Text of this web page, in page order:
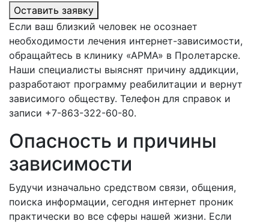
Оставить заявку
Если ваш близкий человек не осознает
необходимости лечения интернет-зависимости,
обращайтесь в клинику «АРМА» в Пролетарске.
Наши специалисты выяснят причину аддикции,
разработают программу реабилитации и вернут
зависимого обществу. Телефон для справок и
записи +7-863-322-60-80.
Опасность и причины
зависимости
Будучи изначально средством связи, общения,
поиска информации, сегодня интернет проник
практически во все сферы нашей жизни. Если